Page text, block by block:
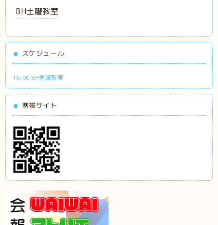
BH土曜教室
スケジュール
16:00 BH金曜教室
携帯サイト